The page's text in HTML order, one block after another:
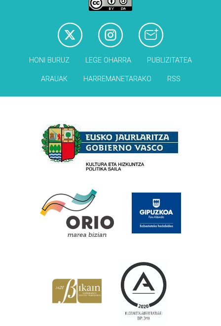
HONI BURUZ LEGE OHARRA PUBLIZITATEA
ARAUAK HARREMANETARAKO RSS